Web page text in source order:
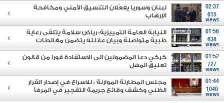
02:37
615
views
لبنان وسوريا يفعّلان التنسيق الأمني ومكافحة
الإرهاب
01:56
638
views
النيابة العامة التمييزية: رياض سلامة يتلقى رعاية
طبية متواصلة وبيان عائلته يتضمن مغالطات
01:52
727
views
كركي دعا المضمونين الى الاستفادة فورا من قانون
تعليق المهل
01:44
1040
views
مجلس المطارنة الموارنة : للاسراع في إصدار القرار
الظني وكشف وقائع جريمة التفجير في المرفأ